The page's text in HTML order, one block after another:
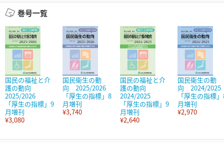
巻号一覧
国民の福祉と介
護の動向
2025/2026
「厚生の指標」9
月増刊
¥3,080
国民衛生の動
向 2025/2026
「厚生の指標」8
月増刊
¥3,740
国民の福祉と介
護の動向
2024/2025
「厚生の指標」9
月増刊
¥2,640
国民衛生の動
向 2024/2025
「厚生の指標
月増刊
¥2,970